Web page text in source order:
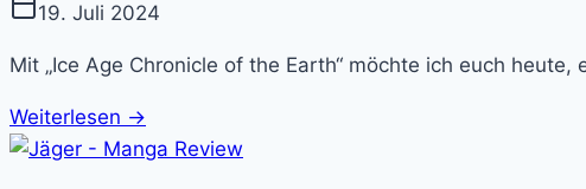
19. Juli 2024
Mit „Ice Age Chronicle of the Earth“ möchte ich euch
Weiterlesen →